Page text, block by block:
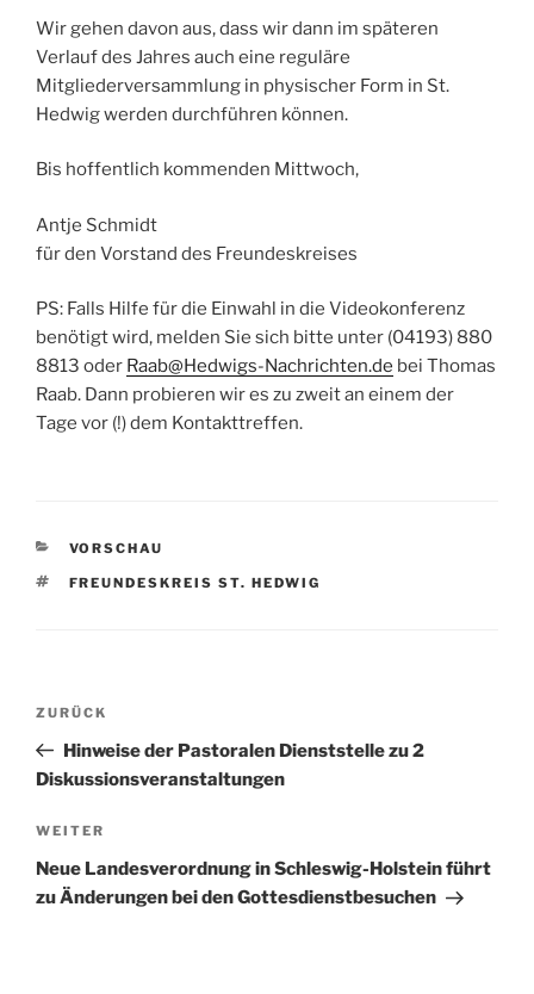
Wir gehen davon aus, dass wir dann im späteren
Verlauf des Jahres auch eine reguläre
Mitgliederversammlung in physischer Form in St.
Hedwig werden durchführen können.
Bis hoffentlich kommenden Mittwoch,
Antje Schmidt
für den Vorstand des Freundeskreises
PS: Falls Hilfe für die Einwahl in die Videokonferenz
benötigt wird, melden Sie sich bitte unter (04193) 880
8813 oder Raab@Hedwigs-Nachrichten.de bei Thomas
Raab. Dann probieren wir es zu zweit an einem der
Tage vor (!) dem Kontakttreffen.
KATEGORIEN
VORSCHAU
SCHLAGWÖRTER
FREUNDESKREIS ST. HEDWIG
Beitragsnavigation
Vorheriger
Beitrag
ZURÜCK
Hinweise der Pastoralen Dienststelle zu 2
Diskussionsveranstaltungen
Nächster
Beitrag
WEITER
Neue Landesverordnung in Schleswig-Holstein führt
zu Änderungen bei den Gottesdienstbesuchen